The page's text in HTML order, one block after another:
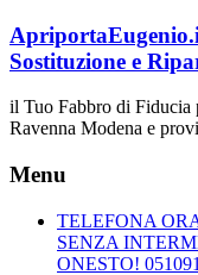
Vai
al
contenuto
Sostituzione e
il Tuo Fabbro di Fiducia
Ravenna Modena e
Menu
TELEFONA
SENZA
ONESTO!